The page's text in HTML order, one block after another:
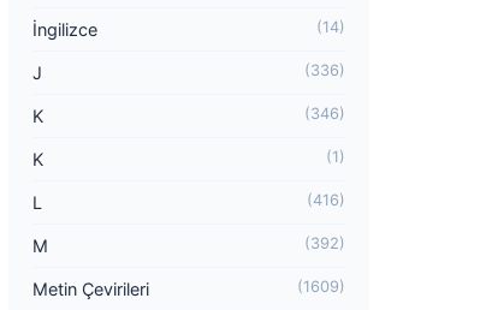
İngilizce (14)
J (336)
K (346)
K (1)
L (416)
M (392)
Metin Çevirileri (1609)